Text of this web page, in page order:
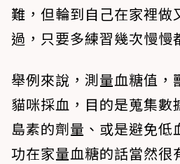
難，但輪到自己在家裡
過，只要多練習幾次慢慢
舉例來說，測量血糖值，
貓咪採血，目的是蒐集數
島素的劑量、或是避免低
功在家量血糖的話當然很